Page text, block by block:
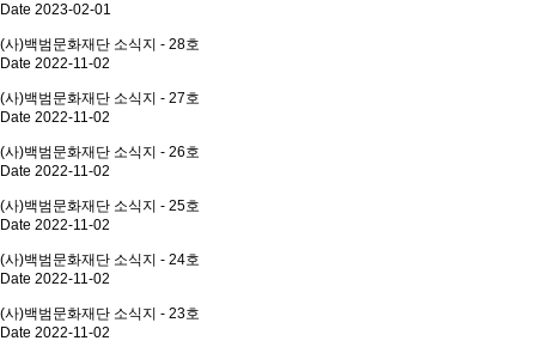
Date 2023-02-01
(사)백범문화재단 소식지 - 28호
Date 2022-11-02
(사)백범문화재단 소식지 - 27호
Date 2022-11-02
(사)백범문화재단 소식지 - 26호
Date 2022-11-02
(사)백범문화재단 소식지 - 25호
Date 2022-11-02
(사)백범문화재단 소식지 - 24호
Date 2022-11-02
(사)백범문화재단 소식지 - 23호
Date 2022-11-02